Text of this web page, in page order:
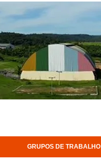
GRUPOS DE TRABALHO